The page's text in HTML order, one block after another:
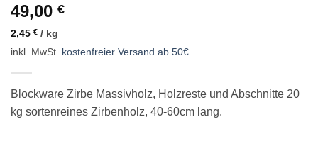
49,00 €
2,45 € / kg
inkl. MwSt. kostenfreier Versand ab 50€
Blockware Zirbe Massivholz, Holzreste und Abschnitte 20
kg sortenreines Zirbenholz, 40-60cm lang.